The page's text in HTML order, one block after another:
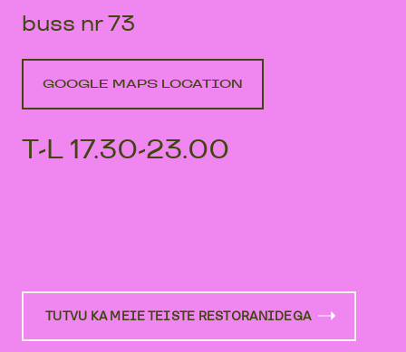
buss nr 73
GOOGLE MAPS LOCATION
T-L 17.30-23.00
TUTVU KA MEIE TEISTE RESTORANIDEGA